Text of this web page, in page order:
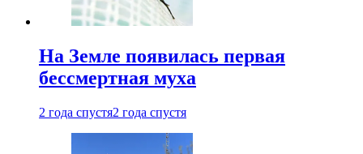
На Земле появилась первая
бессмертная муха
2 года спустя2 года спустя